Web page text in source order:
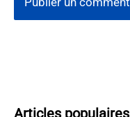
Articles populaires